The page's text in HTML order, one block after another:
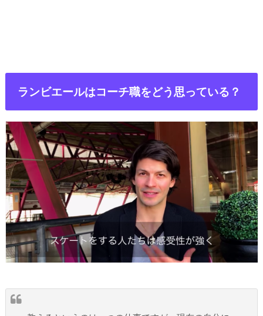
ランビエールはコーチ職をどう思っている？